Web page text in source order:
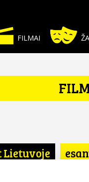
FILMAI
Lietuvoje